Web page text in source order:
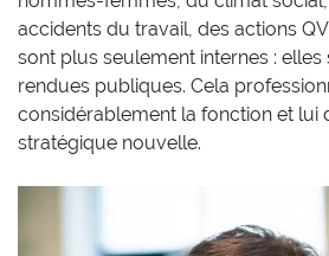
accidents du travail, des actions
sont plus seulement internes : elles
rendues publiques. Cela
considérablement la fonction et lui
stratégique nouvelle.